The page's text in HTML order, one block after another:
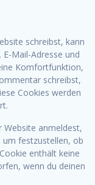
schreibst, kann
Mail-Adresse und
Komfortfunktion,
schreibst,
Cookies werden
Website anmeldest,
festzustellen, ob
enthält keine
wenn du deinen